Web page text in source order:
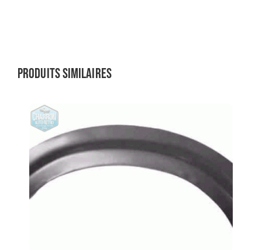
Produits similaires